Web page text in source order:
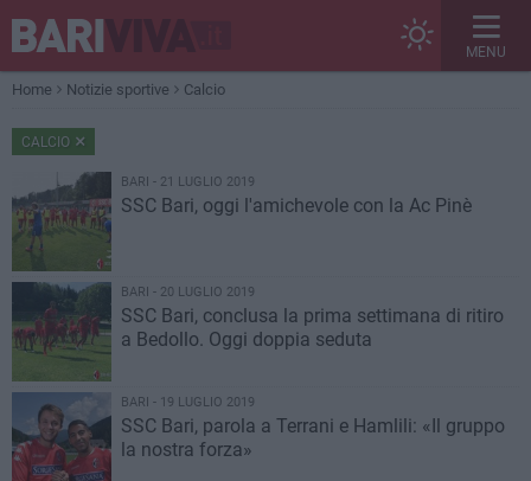
MENU
Home Notizie sportive Calcio
CALCIO
BARI - 21 LUGLIO 2019
SSC Bari, oggi l'amichevole con la Ac Pinè
BARI - 20 LUGLIO 2019
SSC Bari, conclusa la prima settimana di ritiro
a Bedollo. Oggi doppia seduta
BARI - 19 LUGLIO 2019
SSC Bari, parola a Terrani e Hamlili: «Il gruppo
la nostra forza»